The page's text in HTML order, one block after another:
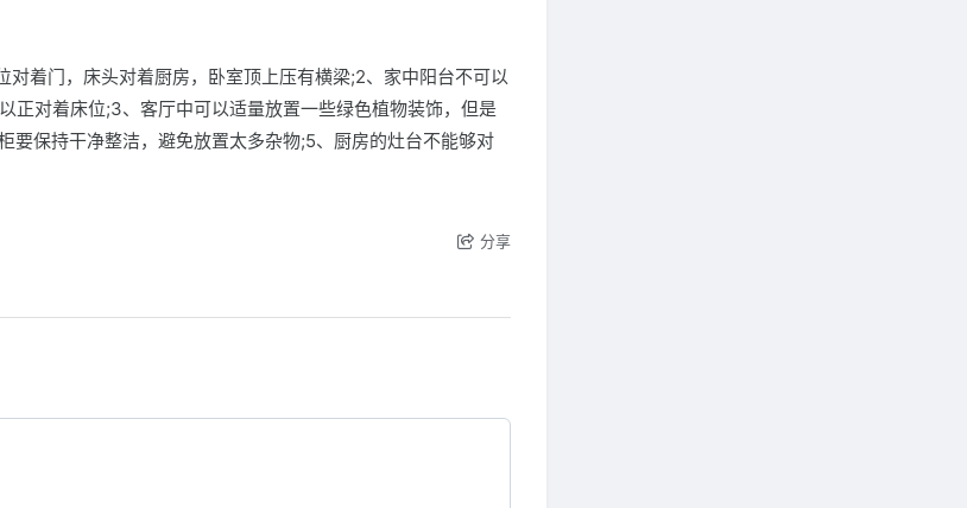
对着门，床头对着厨房，卧室顶上压有横梁;2、家中阳台不可以
正对着床位;3、客厅中可以适量放置一些绿色植物装饰，但是
要保持干净整洁，避免放置太多杂物;5、厨房的灶台不能够对
分享